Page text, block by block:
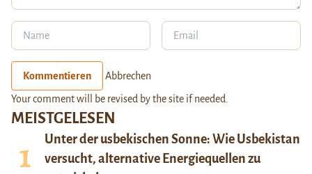
MEISTGELESEN
Unter der usbekischen Sonne: Wie Usbekistan
versucht, alternative Energiequellen zu
Kommentieren Abbrechen
Your comment will be revised by the site if needed.